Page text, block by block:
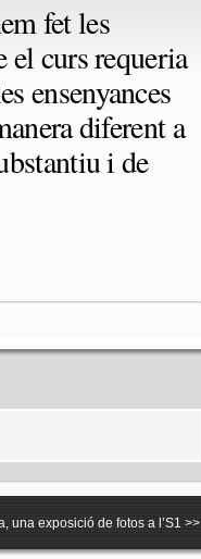
fet les
el curs requeria
ensenyances
diferent a
i de
una exposició de fotos a l’S1 >>